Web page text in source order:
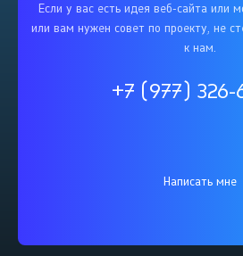
Если у вас есть идея веб-сайта или
или вам нужен совет по проекту, не
к нам.
+7 (977) 326-
Написать мне